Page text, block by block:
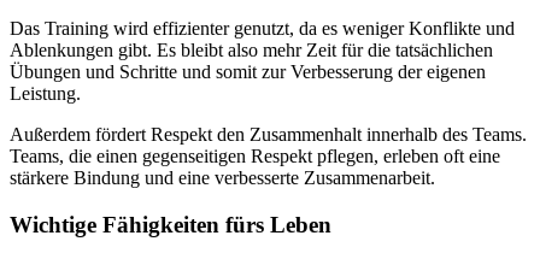
Das Training wird effizienter genutzt, da es weniger Konflikte und
Ablenkungen gibt. Es bleibt also mehr Zeit für die tatsächlichen
Übungen und Schritte und somit zur Verbesserung der eigenen
Leistung.
Außerdem fördert Respekt den Zusammenhalt innerhalb des Teams.
Teams, die einen gegenseitigen Respekt pflegen, erleben oft eine
stärkere Bindung und eine verbesserte Zusammenarbeit.
Wichtige Fähigkeiten fürs Leben